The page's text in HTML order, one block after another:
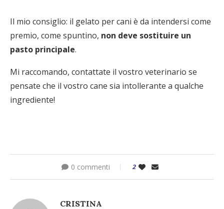
Il mio consiglio: il gelato per cani è da intendersi come
premio, come spuntino, non deve sostituire un
pasto principale.
Mi raccomando, contattate il vostro veterinario se
pensate che il vostro cane sia intollerante a qualche
ingrediente!
0 commenti 2
CRISTINA